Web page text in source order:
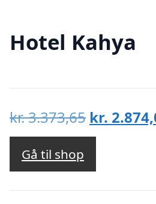
Hotel Kahya
kr.3.373,65 Den
var:
kr.
kr.
Gå til shop